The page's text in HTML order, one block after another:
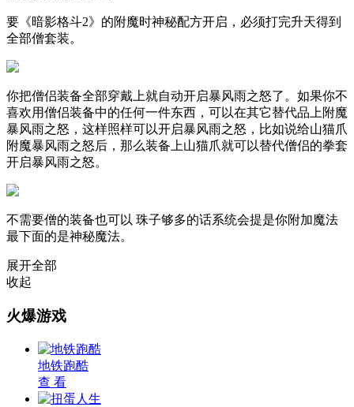
要《暗影格斗2》的附魔时神秘配方开启，必须打完升天得到
全部僧套装。
你把僧侣装备全部穿戴上就自动开启暴风雨之怒了。如果你不
喜欢用僧侣装备中的任何一件东西，可以在其它替代品上附魔
暴风雨之怒，这样照样可以开启暴风雨之怒，比如说给山猫爪
附魔暴风雨之怒后，那么装备上山猫爪就可以替代僧侣的拳套
开启暴风雨之怒。
不需要僧的装备也可以 珠子够多的话系统会提是你附加魔法
最下面的是神秘魔法。
展开全部
收起
火爆游戏
地铁跑酷
查 看